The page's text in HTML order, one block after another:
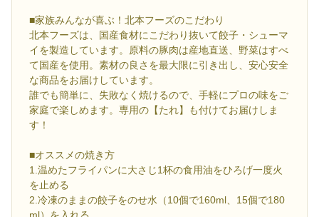
■家族みんなが喜ぶ！北本フーズのこだわり
北本フーズは、国産食材にこだわり抜いて餃子・シューマ
イを製造しています。原料の豚肉は産地直送、野菜はすべ
て国産を使用。素材の良さを最大限に引き出し、安心安全
な商品をお届けしています。
誰でも簡単に、失敗なく焼けるので、手軽にプロの味をご
家庭で楽しめます。専用の【たれ】も付けてお届けしま
す！
■オススメの焼き方
1.温めたフライパンに大さじ1杯の食用油をひろげ一度火
を止める
2.冷凍のままの餃子をのせ水（10個で160ml、15個で180
ml）を入れる